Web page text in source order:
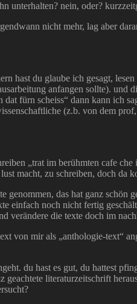
unterhalten? nein, oder?
nicht mehr, lag aber
hast du glaube ich gesagt,
anfangen sollte). und
fürn scheiss“ dann kann ich
(z.b. von dem
„trat im berühmten cafe
macht, zu schreiben, doch da
das hat ganz schön
einfach noch nicht fertig
verändere die texte doch im
von mir als „anthologie-text“
du hast es gut, du hattest
literaturzeitschrift